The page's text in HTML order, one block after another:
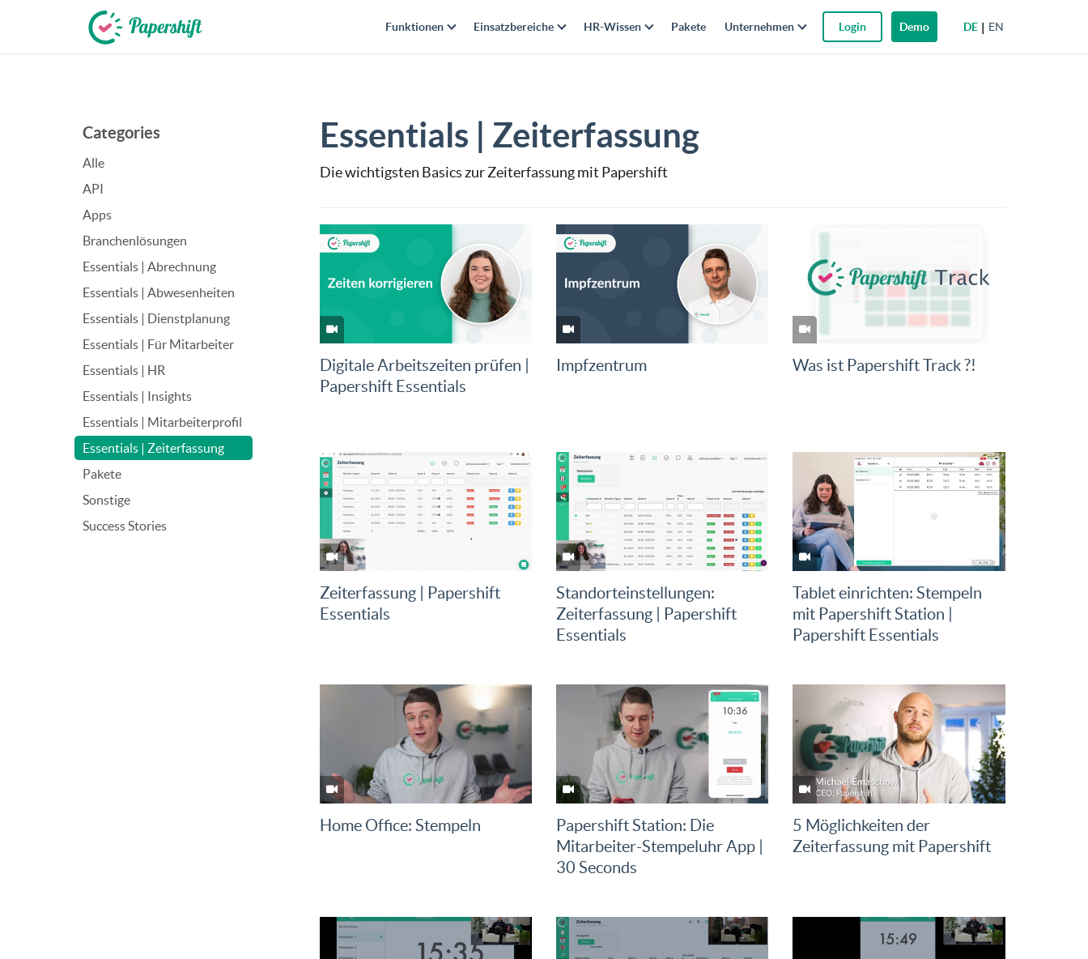
DE EN
Funktionen Einsatzbereiche HR-Wissen Pakete Unternehmen Login Demo
Categories
Alle
API
Apps
Branchenlösungen
Essentials | Abrechnung
Essentials | Abwesenheiten
Essentials | Dienstplanung
Essentials | Für Mitarbeiter
Essentials | HR
Essentials | Insights
Essentials | Mitarbeiterprofil
Essentials | Zeiterfassung
Pakete
Sonstige
Success Stories
Essentials | Zeiterfassung
Die wichtigsten Basics zur Zeiterfassung mit Papershift
Digitale Arbeitszeiten prüfen |
Papershift Essentials
Impfzentrum Was ist Papershift Track ?!
Zeiterfassung | Papershift
Essentials
Standorteinstellungen:
Zeiterfassung | Papershift
Essentials
Tablet einrichten: Stempeln
mit Papershift Station |
Papershift Essentials
Home Office: Stempeln
Papershift Station: Die
Mitarbeiter-Stempeluhr App |
30 Seconds
5 Möglichkeiten der
Zeiterfassung mit Papershift